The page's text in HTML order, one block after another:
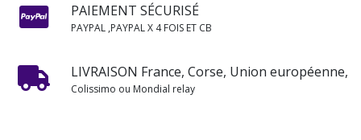
PAIEMENT SÉCURISÉ
PAYPAL ,PAYPAL X 4 FOIS ET CB
LIVRAISON France, Corse, Union européenne,
Colissimo ou Mondial relay